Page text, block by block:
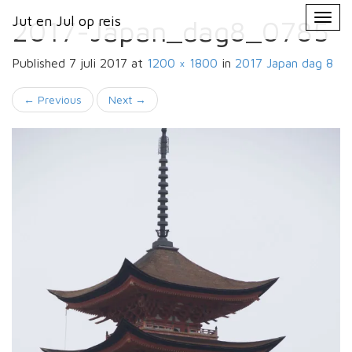
Jut en Jul op reis
Primary
Menu
Jut en Jul op reis
2017-Japan_dag8_0785
Published 7 juli 2017 at 1200 × 1800 in 2017 Japan dag 8
← Previous Next →